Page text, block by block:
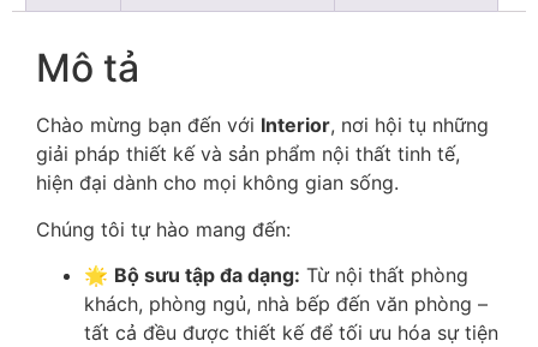
Mô tả
Chào mừng bạn đến với Interior, nơi hội tụ những
giải pháp thiết kế và sản phẩm nội thất tinh tế,
hiện đại dành cho mọi không gian sống.
Chúng tôi tự hào mang đến:
🌟 Bộ sưu tập đa dạng: Từ nội thất phòng
khách, phòng ngủ, nhà bếp đến văn phòng –
tất cả đều được thiết kế để tối ưu hóa sự tiện